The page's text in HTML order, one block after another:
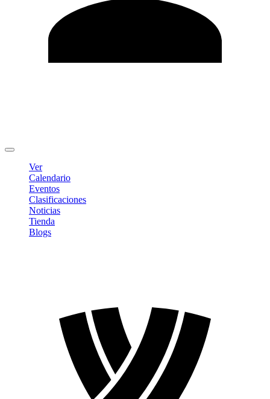
Ver
Calendario
Eventos
Clasificaciones
Noticias
Tienda
Blogs